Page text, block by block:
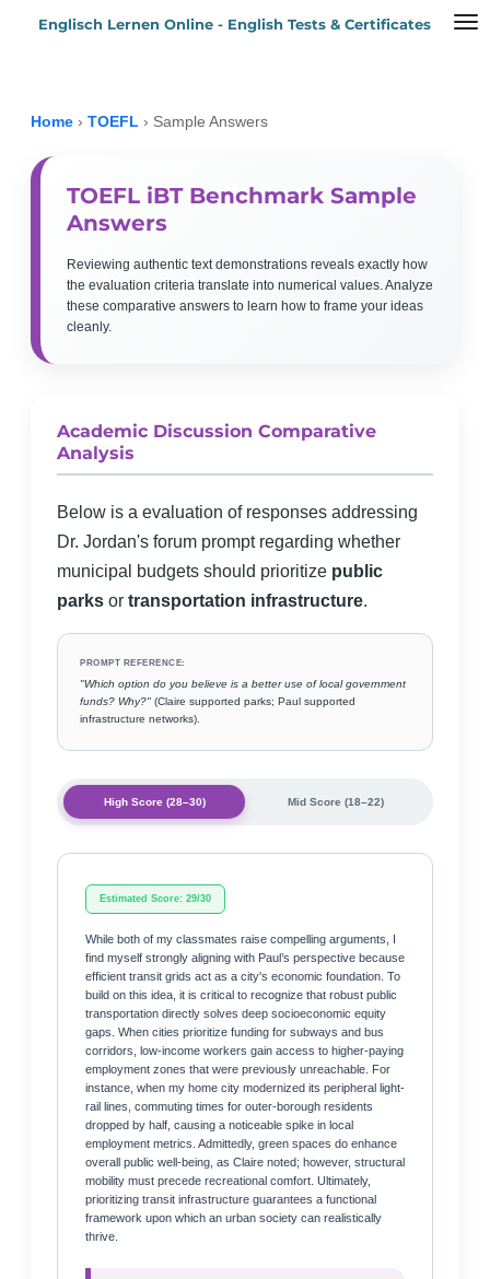
ZumEnglisch Lernen Online - English Tests & Certificates
Home › TOEFL › Sample Answers
TOEFL iBT Benchmark Sample
Answers
Reviewing authentic text demonstrations reveals exactly how
the evaluation criteria translate into numerical values. Analyze
these comparative answers to learn how to frame your ideas
cleanly.
Academic Discussion Comparative
Analysis
Below is a evaluation of responses addressing
Dr. Jordan's forum prompt regarding whether
municipal budgets should prioritize public
parks or transportation infrastructure.
PROMPT REFERENCE:
"Which option do you believe is a better use of local government
funds? Why?" (Claire supported parks; Paul supported
infrastructure networks).
High Score (28–30) Mid Score (18–22)
Estimated Score: 29/30
While both of my classmates raise compelling arguments, I
find myself strongly aligning with Paul’s perspective because
efficient transit grids act as a city's economic foundation. To
build on this idea, it is critical to recognize that robust public
transportation directly solves deep socioeconomic equity
gaps. When cities prioritize funding for subways and bus
corridors, low-income workers gain access to higher-paying
employment zones that were previously unreachable. For
instance, when my home city modernized its peripheral light-
rail lines, commuting times for outer-borough residents
dropped by half, causing a noticeable spike in local
employment metrics. Admittedly, green spaces do enhance
overall public well-being, as Claire noted; however, structural
mobility must precede recreational comfort. Ultimately,
prioritizing transit infrastructure guarantees a functional
framework upon which an urban society can realistically
thrive.